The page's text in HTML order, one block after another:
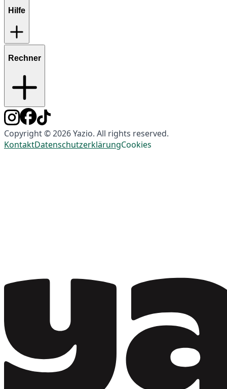
Hilfe
Rechner
Copyright © 2026 Yazio. All rights reserved.
KontaktDatenschutzerklärungCookies